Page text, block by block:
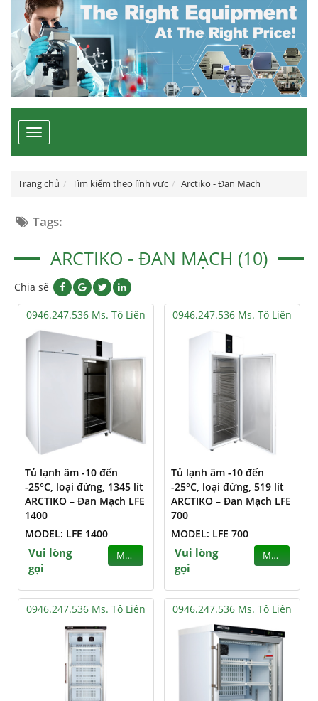
Toggle
navigation
Trang chủ Tìm kiếm theo lĩnh vực Arctiko - Đan Mạch
Tags:
ARCTIKO - ĐAN MẠCH (10)
Chia sẽ
0946.247.536 Ms. Tô Liên
Tủ lạnh âm -10 đến
-25°C, loại đứng, 1345 lít
ARCTIKO – Đan Mạch LFE
1400
MODEL: LFE 1400
Vui lòng
gọi
MUA
0946.247.536 Ms. Tô Liên
Tủ lạnh âm -10 đến
-25°C, loại đứng, 519 lít
ARCTIKO – Đan Mạch LFE
700
MODEL: LFE 700
Vui lòng
gọi
MUA
0946.247.536 Ms. Tô Liên 0946.247.536 Ms. Tô Liên